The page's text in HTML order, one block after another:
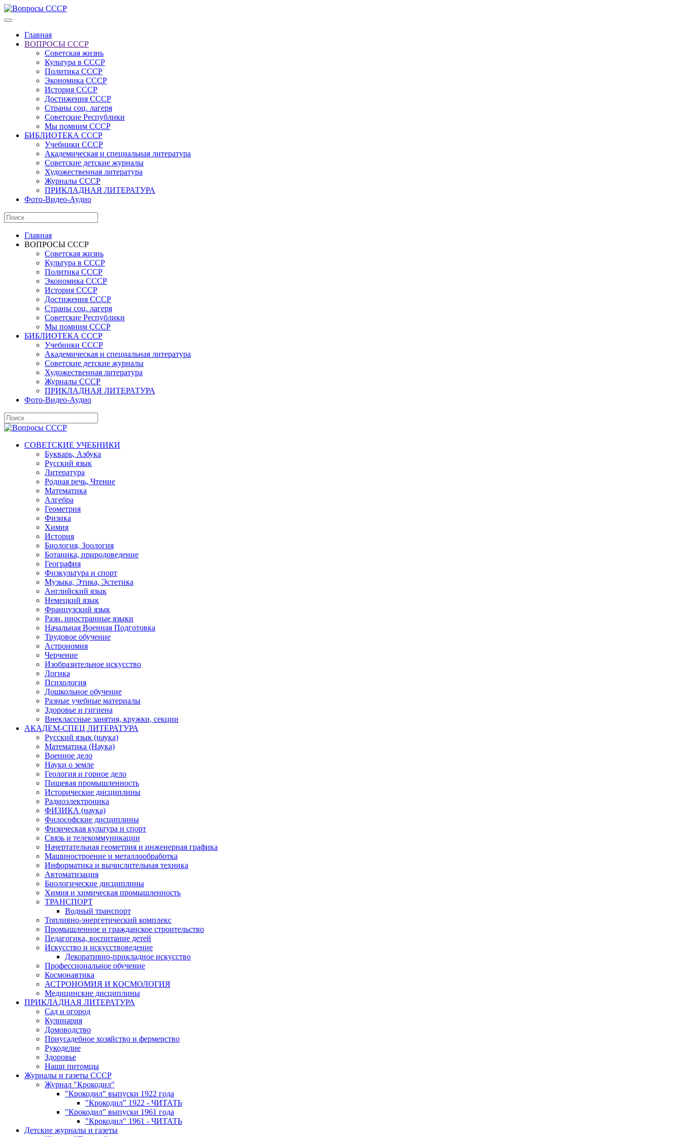
Главная
ВОПРОСЫ СССР
Советская жизнь
Культура в СССР
Политика СССР
Экономика СССР
История СССР
Достижения СССР
Страны соц. лагеря
Советские Республики
Мы помним СССР
БИБЛИОТЕКА СССР
Учебники СССР
Академическая и специальная литература
Советские детские журналы
Художественная литература
Журналы СССР
ПРИКЛАДНАЯ ЛИТЕРАТУРА
Фото-Видео-Аудио
Главная
ВОПРОСЫ СССР
Советская жизнь
Культура в СССР
Политика СССР
Экономика СССР
История СССР
Достижения СССР
Страны соц. лагеря
Советские Республики
Мы помним СССР
БИБЛИОТЕКА СССР
Учебники СССР
Академическая и специальная литература
Советские детские журналы
Художественная литература
Журналы СССР
ПРИКЛАДНАЯ ЛИТЕРАТУРА
Фото-Видео-Аудио
СОВЕТСКИЕ УЧЕБНИКИ
Букварь, Азбука
Русский язык
Литература
Родная речь, Чтение
Математика
Алгебра
Геометрия
Физика
Химия
История
Биология, Зоология
Ботаника, природоведение
География
Физкультура и спорт
Музыка, Этика, Эстетика
Английский язык
Немецкий язык
Французский язык
Разн. иностранные языки
Начальная Военная Подготовка
Трудовое обучение
Астрономия
Черчение
Изобразительное искусство
Логика
Психология
Дошкольное обучение
Разные учебные материалы
Здоровье и гигиена
Внеклассные занятия, кружки, секции
АКАДЕМ-СПЕЦ ЛИТЕРАТУРА
Русский язык (наука)
Математика (Наука)
Военное дело
Науки о земле
Геология и горное дело
Пищевая промышленность
Исторические дисциплины
Радиоэлектроника
ФИЗИКА (наука)
Философские дисциплины
Физическая культура и спорт
Связь и телекоммуникации
Начертательная геометрия и инженерная графика
Машиностроение и металлообработка
Информатика и вычислительная техника
Автоматизация
Биологические дисциплины
Химия и химическая промышленность
ТРАНСПОРТ
Водный транспорт
Топливно-энергетический комплекс
Промышленное и гражданское строительство
Педагогика, воспитание детей
Искусство и искусствоведение
Декоративно-прикладное искусство
Профессиональное обучение
Космонавтика
АСТРОНОМИЯ И КОСМОЛОГИЯ
Медицинские дисциплины
ПРИКЛАДНАЯ ЛИТЕРАТУРА
Сад и огород
Кулинария
Домоводство
Приусадебное хозяйство и фермерство
Рукоделие
Здоровье
Наши питомцы
Журналы и газеты СССР
Журнал "Крокодил"
"Крокодил" выпуски 1922 года
"Крокодил" 1922 - ЧИТАТЬ
"Крокодил" выпуски 1961 года
"Крокодил" 1961 - ЧИТАТЬ
Детские журналы и газеты